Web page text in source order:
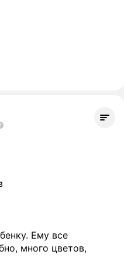
Ему все
много цветов,